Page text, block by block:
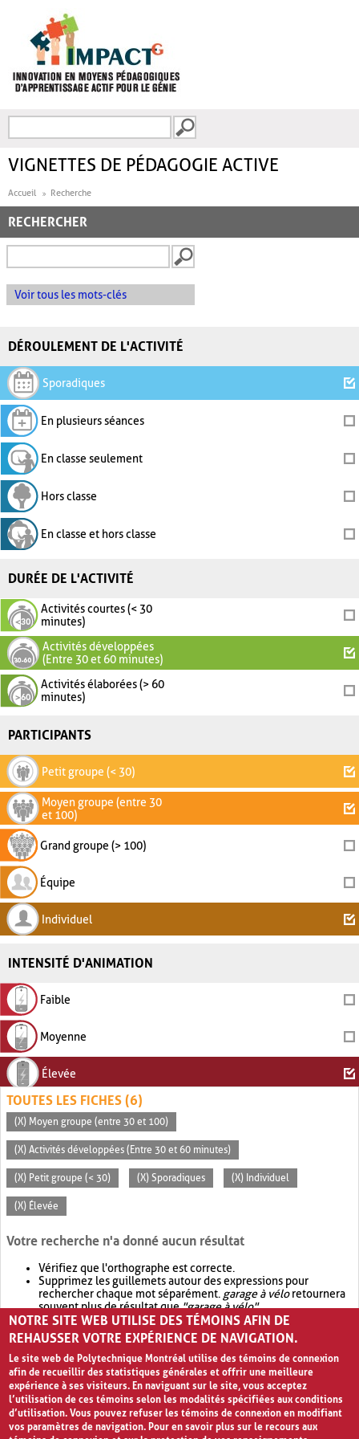
FORMULAIRE DE
VIGNETTES DE PÉDAGOGIE ACTIVE
Accueil Recherche
RECHERCHER
Voir tous les mots-clés
DÉROULEMENT DE L'ACTIVITÉ
Sporadiques
En plusieurs séances
En classe seulement
Hors classe
En classe et hors classe
DURÉE DE L'ACTIVITÉ
Activités courtes (< 30
minutes)
Activités développées
(Entre 30 et 60 minutes)
Activités élaborées (> 60
minutes)
PARTICIPANTS
Petit groupe (< 30)
Moyen groupe (entre 30
et 100)
Grand groupe (> 100)
Équipe
Individuel
INTENSITÉ D'ANIMATION
Faible
Moyenne
Élevée
TOUTES LES FICHES (6)
(X) Moyen groupe (entre 30 et 100)
(X) Activités développées (Entre 30 et 60 minutes)
(X) Petit groupe (< 30) (X) Sporadiques (X) Individuel
(X) Élevée
Votre recherche n'a donné aucun résultat
Vérifiez que l'orthographe est correcte.
Supprimez les guillemets autour des expressions pour
rechercher chaque mot séparément. garage à véloretournera
souvent plus de résultat que"garage à vélo".
Envisagez d'élargir votre recherche avec OR.garage OR vélo
retournera souvent plus de résultat quegarage à vélo
NOTRE SITE WEB UTILISE DES TÉMOINS AFIN DE
REHAUSSER VOTRE EXPÉRIENCE DE NAVIGATION.
Le site web de Polytechnique Montréal utilise des témoins de connexion
afin de recueillir des statistiques générales et offrir une meilleure
expérience à ses visiteurs. En naviguant sur le site, vous acceptez
l’utilisation de ces témoins selon les modalités spécifiées aux conditions
d’utilisation. Vous pouvez refuser les témoins de connexion en modifiant
vos paramètres de navigation. Pour en savoir plus sur le recours aux